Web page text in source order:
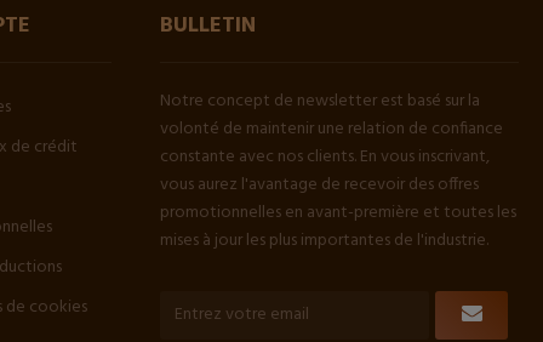
de crédit
de cookies
BULLETIN
Notre concept de newsletter est basé sur la
volonté de maintenir une relation de confiance
constante avec nos clients. En vous inscrivant,
vous aurez l'avantage de recevoir des offres
promotionnelles en avant-première et toutes les
mises à jour les plus importantes de l'industrie.